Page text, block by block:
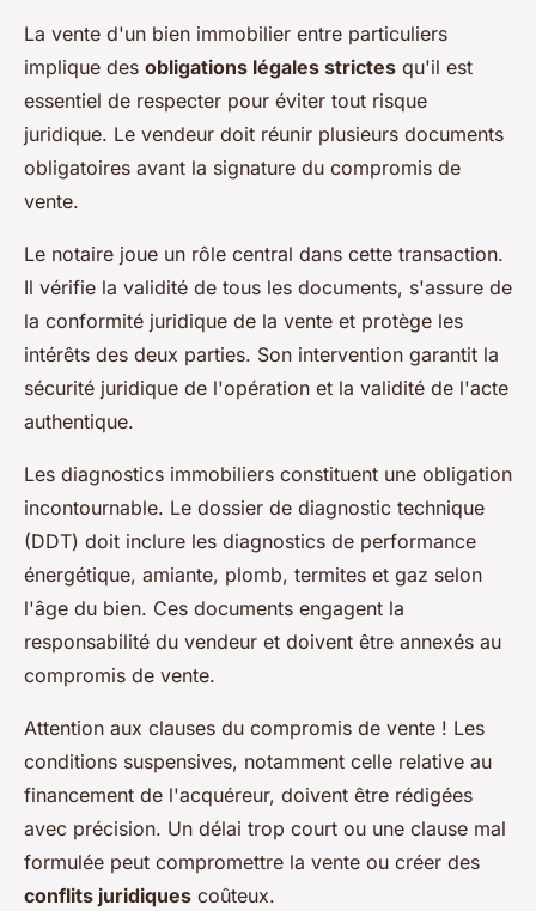
La vente d'un bien immobilier entre particuliers
implique des obligations légales strictes qu'il est
essentiel de respecter pour éviter tout risque
juridique. Le vendeur doit réunir plusieurs documents
obligatoires avant la signature du compromis de
vente.
Le notaire joue un rôle central dans cette transaction.
Il vérifie la validité de tous les documents, s'assure de
la conformité juridique de la vente et protège les
intérêts des deux parties. Son intervention garantit la
sécurité juridique de l'opération et la validité de l'acte
authentique.
Les diagnostics immobiliers constituent une obligation
incontournable. Le dossier de diagnostic technique
(DDT) doit inclure les diagnostics de performance
énergétique, amiante, plomb, termites et gaz selon
l'âge du bien. Ces documents engagent la
responsabilité du vendeur et doivent être annexés au
compromis de vente.
Attention aux clauses du compromis de vente ! Les
conditions suspensives, notamment celle relative au
financement de l'acquéreur, doivent être rédigées
avec précision. Un délai trop court ou une clause mal
formulée peut compromettre la vente ou créer des
conflits juridiques coûteux.